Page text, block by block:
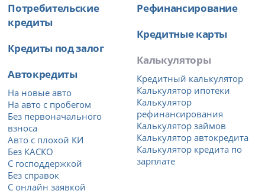
Потребительские
кредиты
Кредиты под залог
Автокредиты
На новые авто
На авто с пробегом
Без первоначального
взноса
Авто с плохой КИ
Без КАСКО
С господдержкой
Без справок
С онлайн заявкой
Рефинансирование
Кредитные карты
Калькуляторы
Кредитный калькулятор
Калькулятор ипотеки
Калькулятор
рефинансирования
Калькулятор займов
Калькулятор автокредита
Калькулятор кредита по
зарплате